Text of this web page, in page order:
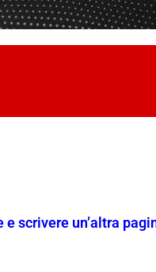
scrivere un’altra